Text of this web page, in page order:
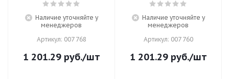
Наличие уточняйте у
менеджеров
Артикул: 007 768
1 201.29руб./шт
Наличие уточняйте у
менеджеров
Артикул: 007 760
1 201.29руб./шт